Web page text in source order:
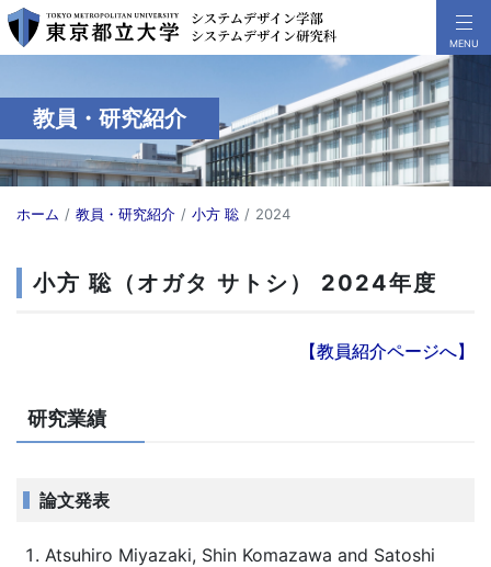
教員・研究紹介
ホーム 教員・研究紹介 小方 聡 2024
小方 聡（オガタ サトシ） 2024年度
【教員紹介ページへ】
研究業績
論文発表
Atsuhiro Miyazaki, Shin Komazawa and Satoshi